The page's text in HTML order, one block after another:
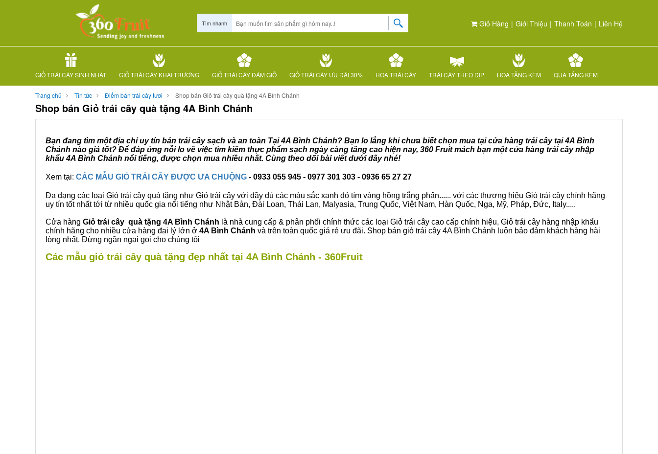
Giỏ Hàng | Giới Thiệu | Thanh Toán | Liên Hệ
Tìm nhanh
GIỎ TRÁI CÂY SINH NHẬT GIỎ TRÁI CÂY KHAI TRƯƠNG GIỎ TRÁI CÂY ĐÁM GIỖ GIỎ TRÁI CÂY ƯU ĐÃI 30% HOA TRÁI CÂY TRÁI CÂY THEO DỊP HOA TẶNG KÈM QUÀ TẶNG KÈM
Trang chủ Tin tức Điểm bán trái cây tươi Shop bán Giỏ trái cây quà tặng 4A Bình Chánh
Shop bán Giỏ trái cây quà tặng 4A Bình Chánh
Bạn đang tìm một địa chỉ uy tín bán trái cây sạch và an toàn Tại 4A Bình Chánh? Bạn lo lắng khi chưa biết chọn mua tại cửa hàng trái cây tại 4A Bình
Chánh nào giá tốt? Để đáp ứng nỗi lo về việc tìm kiếm thực phẩm sạch ngày càng tăng cao hiện nay, 360 Fruit mách bạn một cửa hàng trái cây nhập
khẩu 4A Bình Chánh nổi tiếng, được chọn mua nhiều nhất. Cùng theo dõi bài viết dưới đây nhé!
Xem tại: CÁC MẪU GIỎ TRÁI CÂY ĐƯỢC ƯA CHUỘNG - 0933 055 945 - 0977 301 303 - 0936 65 27 27
Đa dạng các loại Giỏ trái cây quà tặng như Giỏ trái cây với đầy đủ các màu sắc xanh đỏ tím vàng hồng trắng phấn...... với các thương hiệu Giỏ trái cây chính hãng
uy tín tốt nhất tới từ nhiều quốc gia nổi tiếng như Nhật Bản, Đài Loan, Thái Lan, Malyasia, Trung Quốc, Việt Nam, Hàn Quốc, Nga, Mỹ, Pháp, Đức, Italy.....
Cửa hàng Giỏ trái cây quà tặng 4A Bình Chánh là nhà cung cấp & phân phối chính thức các loại Giỏ trái cây cao cấp chính hiệu, Giỏ trái cây hàng nhập khẩu
chính hãng cho nhiều cửa hàng đại lý lớn ở 4A Bình Chánh và trên toàn quốc giá rẻ ưu đãi. Shop bán giỏ trái cây 4A Bình Chánh luôn bảo đảm khách hàng hài
lòng nhất. Đừng ngần ngại gọi cho chúng tôi
Các mẫu giỏ trái cây quà tặng đẹp nhất tại 4A Bình Chánh - 360Fruit